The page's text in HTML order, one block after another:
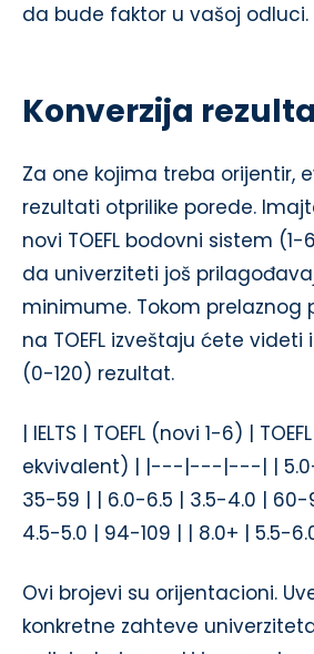
da bude faktor u vašoj odluci.
Konverzija
Za one kojima treba orijentir,
rezultati otprilike porede.
novi TOEFL bodovni sistem
da univerziteti još
minimume. Tokom prelaznog
na TOEFL izveštaju ćete
(0-120) rezultat.
| IELTS | TOEFL (novi 1-6) |
ekvivalent) | |---|---|---| | 5.0-
35-59 | | 6.0-6.5 | 3.5-4.0 | 60-
4.5-5.0 | 94-109 | | 8.0+ | 5.5-
Ovi brojevi su orijentacioni.
konkretne zahteve